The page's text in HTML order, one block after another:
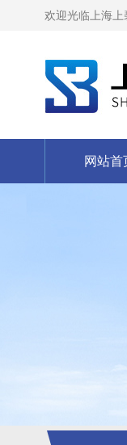
欢迎光临上海上
网站首